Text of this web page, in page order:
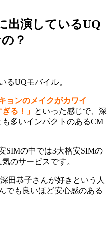
出演しているUQ
？
るUQモバイル。
ョンのメイクがカワイ
る！」 といった感じで、深
多いインパクトのあるCM
SIMの中では3大格安SIMの
のサービスです。
田恭子さんが好きという人
でも良いほど安心感のある